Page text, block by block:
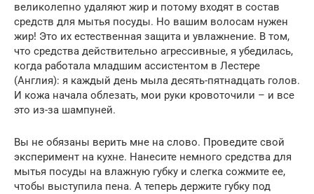
великолепно удаляют жир и потому входят в состав
средств для мытья посуды. Но вашим волосам нужен
жир! Это их естественная защита и увлажнение. В том,
что средства действительно агрессивные, я убедилась,
когда работала младшим ассистентом в Лестере
(Англия): я каждый день мыла десять-пятнадцать голов.
И кожа начала облезать, мои руки кровоточили – и все
это из-за шампуней.
Вы не обязаны верить мне на слово. Проведите свой
эксперимент на кухне. Нанесите немного средства для
мытья посуды на влажную губку и слегка сожмите ее,
чтобы выступила пена. А теперь держите губку под